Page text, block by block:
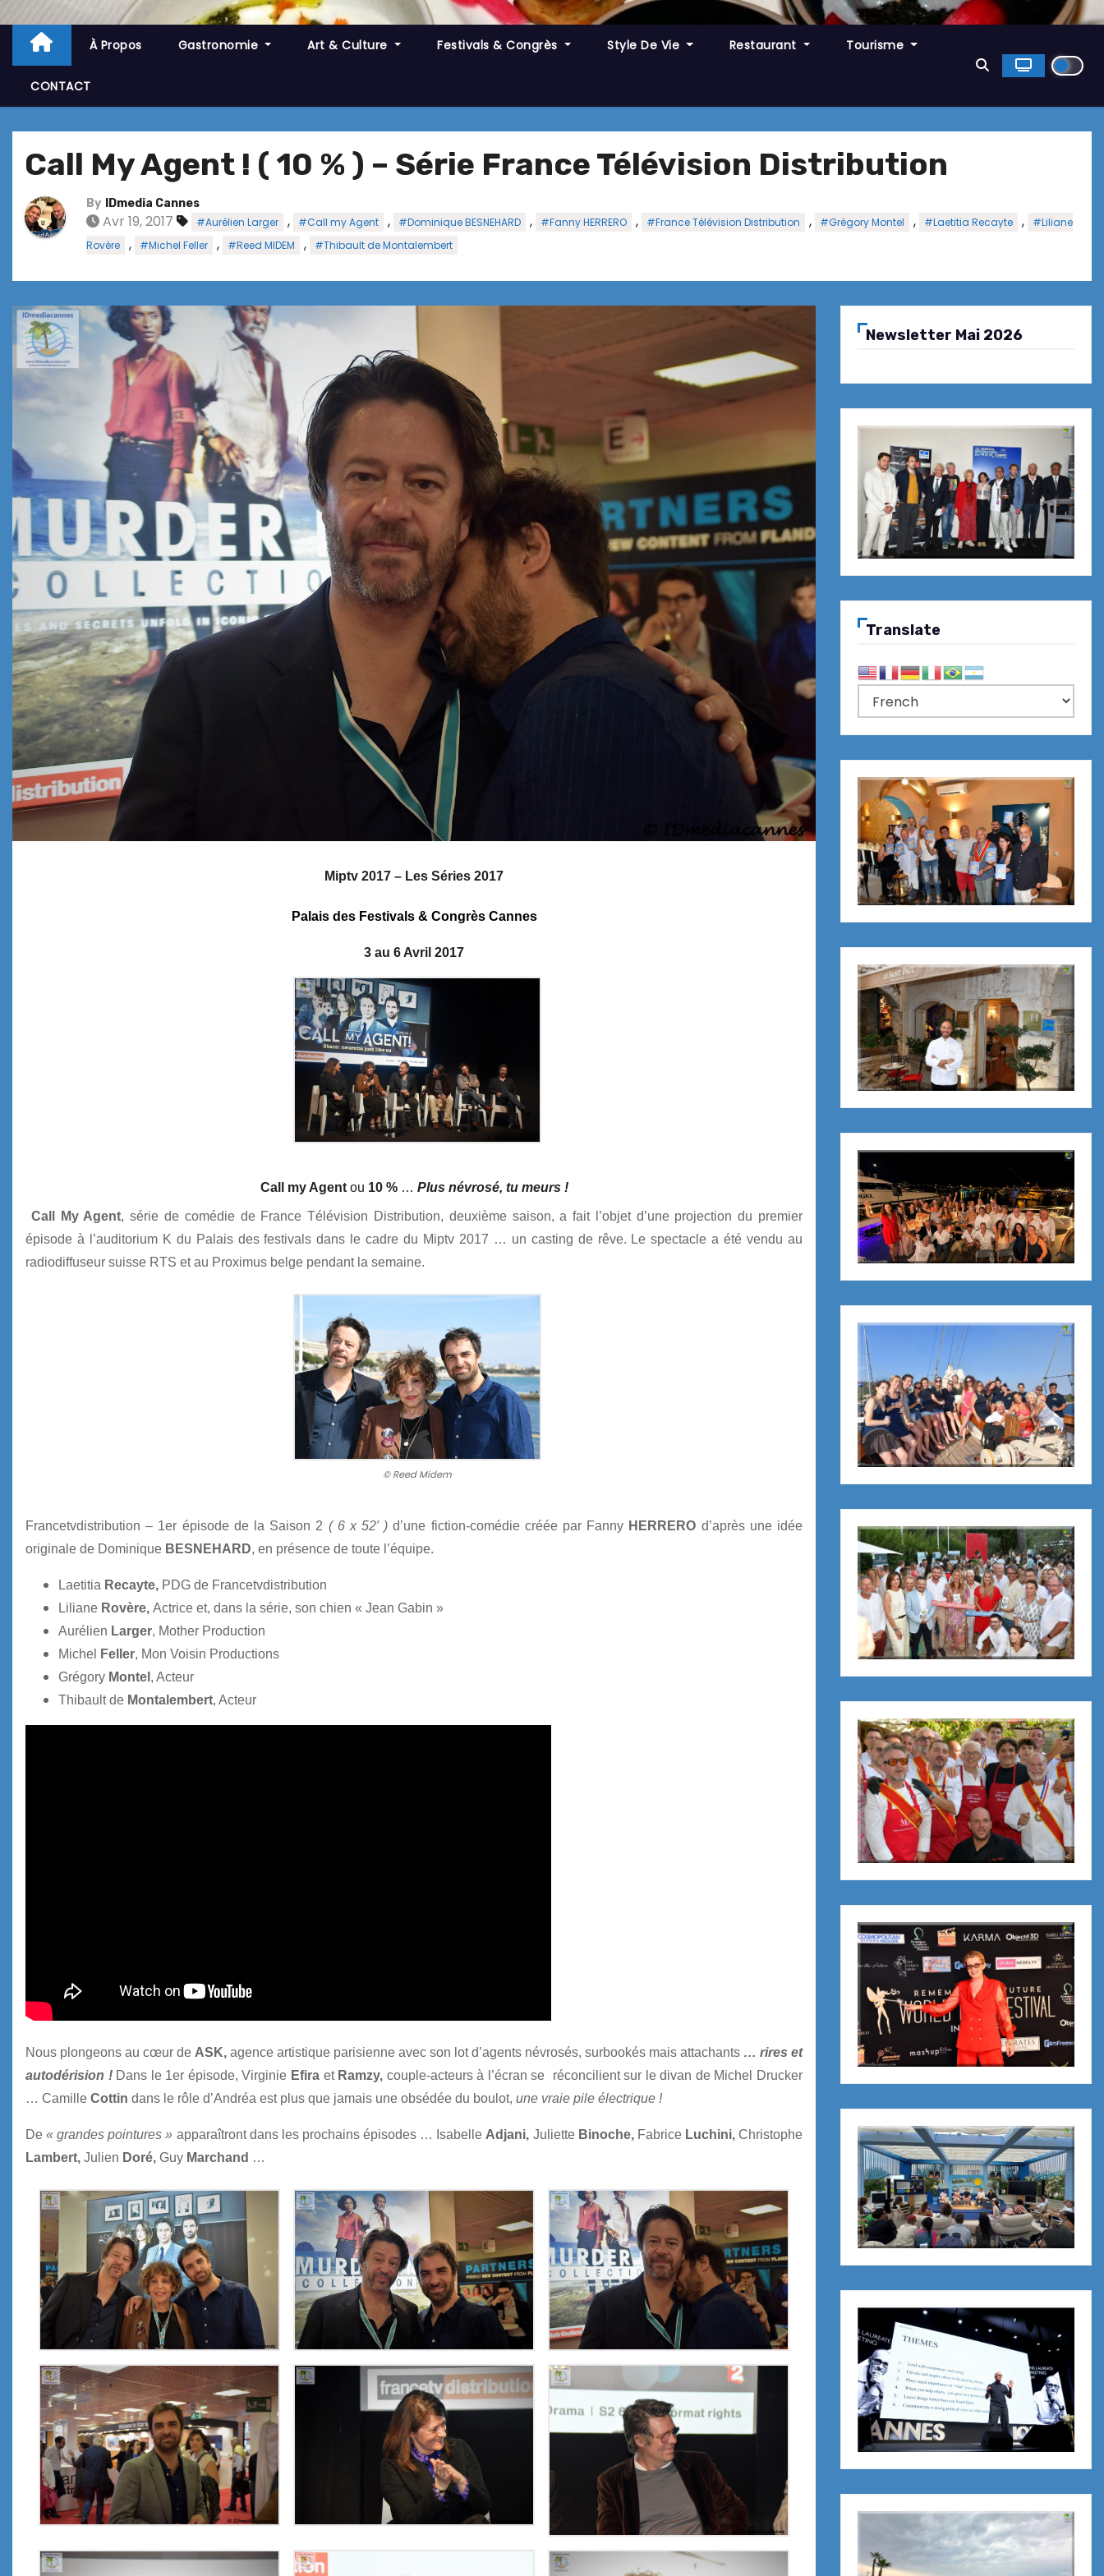
À Propos Gastronomie Art & Culture Festivals & Congrès Style De Vie Restaurant Tourisme
CONTACT
Call My Agent ! ( 10 % ) – Série France Télévision Distribution
By IDmedia Cannes
Avr 19, 2017 #Aurélien Larger , #Call my Agent , #Dominique BESNEHARD , #Fanny HERRERO , #France Télévision Distribution , #Grégory Montel , #Laetitia Recayte ,
#Liliane
Rovère
, #Michel Feller , #Reed MIDEM , #Thibault de Montalembert
Miptv 2017 – Les Séries 2017
Palais des Festivals & Congrès Cannes
3 au 6 Avril 2017
Call my Agentou 10 %… Plus névrosé, tu meurs !
Call My Agent, série de comédie de France Télévision Distribution, deuxième saison, a fait l’objet d’une projection du premier
épisode à l’auditorium K du Palais des festivals dans le cadre du Miptv 2017 … un casting de rêve. Le spectacle a été vendu au
radiodiffuseur suisse RTS et au Proximus belge pendant la semaine.
© Reed Midem
Francetvdistribution – 1er épisode de la Saison 2 ( 6 x 52′ ) d’une fiction-comédie créée par Fanny HERRERO d’après une idée
originale de Dominique BESNEHARD, en présence de toute l’équipe.
Laetitia Recayte, PDG de Francetvdistribution
Liliane Rovère, Actrice et, dans la série, son chien « Jean Gabin »
Aurélien Larger, Mother Production
Michel
Feller, Mon Voisin Productions
Grégory Montel , Acteur
Thibault de Montalembert, Acteur
Nous plongeons au cœur de ASK, agence artistique parisienne avec son lot d’agents névrosés, surbookés mais attachants … rires et
autodérision ! Dans le 1er épisode, Virginie Efira et Ramzy, couple-acteurs à l’écran se réconcilient sur le divan de Michel Drucker
… Camille Cottin dans le rôle d’Andréa est plus que jamais une obsédée du boulot, une vraie pile électrique !
De« grandes pointures » apparaîtront dans les prochains épisodes … Isabelle Adjani, Juliette Binoche,Fabrice Luchini,Christophe
Lambert, Julien Doré, Guy Marchand …
Newsletter Mai 2026
Translate